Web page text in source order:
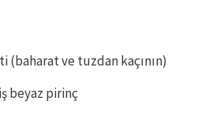
(baharat ve tuzdan kaçının)
beyaz pirinç